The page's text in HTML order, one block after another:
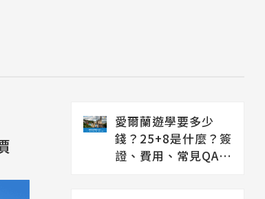
愛爾蘭遊學要多少
錢？25+8是什麼？簽
證、費用、常見QA解